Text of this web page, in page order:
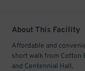
About This Facility
Affordable and
short walk from Cotton
and Centennial Hall.